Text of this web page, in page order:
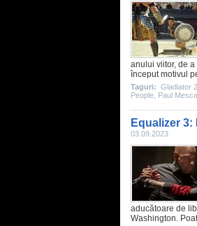
anului viitor, de
început motivul
Taguri: Gladiator 2
People Paul
Equalizer
03.09.2023
aducătoare de
Washington.